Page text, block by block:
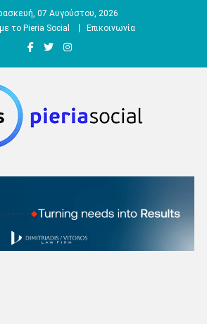
07 Αυγούστου, 2026
το Pieria Social
Επικοινωνία